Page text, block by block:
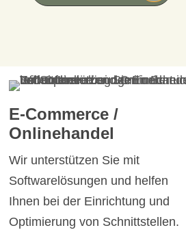
E-Commerce /
Onlinehandel
Wir unterstützen Sie mit
Softwarelösungen und helfen
Ihnen bei der Einrichtung und
Optimierung von Schnittstellen.